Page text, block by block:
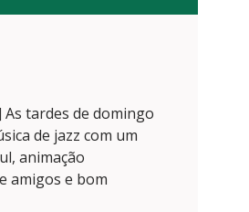
tardes de domingo
de jazz com um
animação
amigos e bom